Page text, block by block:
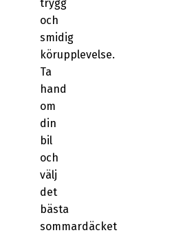
trygg
och
smidig
körupplevelse.
Ta
hand
om
din
bil
och
välj
det
bästa
sommardäcket